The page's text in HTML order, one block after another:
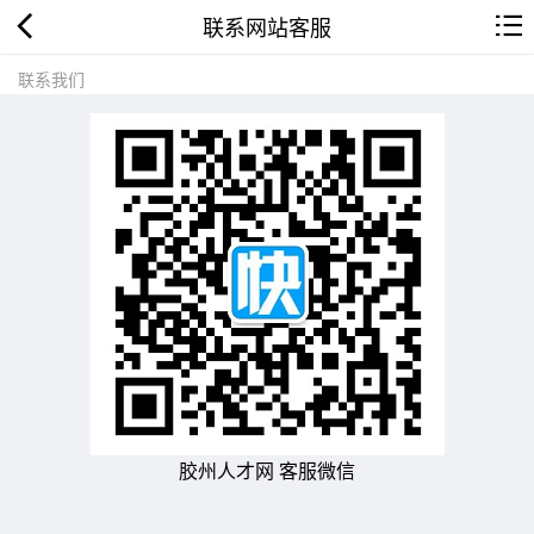
联系网站客服
联系我们
胶州人才网 客服微信